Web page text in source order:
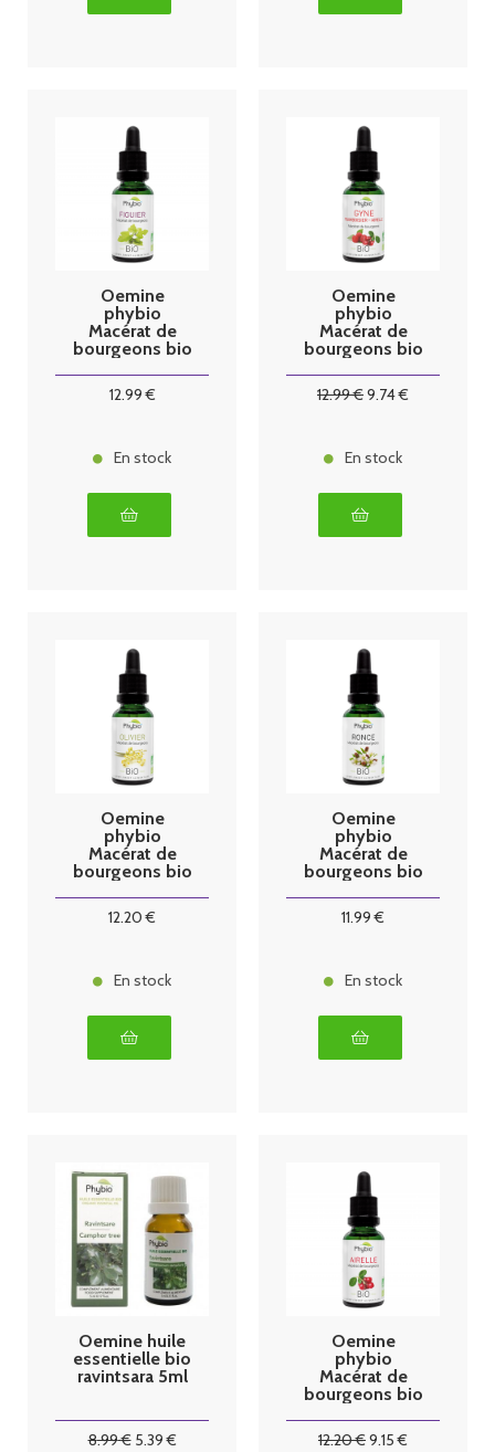
Oemine
phybio
Macérat de
bourgeons bio
12.99€
En stock
Oemine
phybio
Macérat de
bourgeons bio
12.99€9.74€
En stock
Oemine
phybio
Macérat de
bourgeons bio
12.20 €
En stock
Oemine
phybio
Macérat de
bourgeons bio
11.99 €
En stock
Oemine huile
essentielle bio
ravintsara 5ml
8.99€ 5.39€
Oemine
phybio
Macérat de
bourgeons bio
12.20€9.15 €